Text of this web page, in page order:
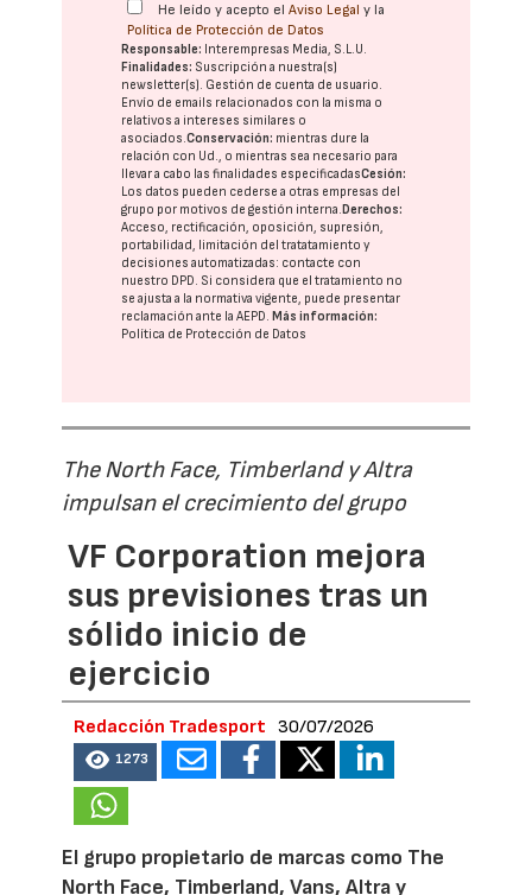
He leído y acepto elAviso Legal y la
Política de Protección de Datos
Responsable: Interempresas Media, S.L.U.
Finalidades: Suscripción a nuestra(s)
newsletter(s). Gestión de cuenta de usuario.
Envío de emails relacionados con la misma o
relativos a intereses similares o
asociados.Conservación: mientras dure la
relación con Ud., o mientras sea necesario para
llevar a cabo las finalidades especificadasCesión:
Los datos pueden cederse a otras empresas del
grupo por motivos de gestión interna. Derechos:
Acceso, rectificación, oposición, supresión,
portabilidad, limitación del tratatamiento y
decisiones automatizadas: contacte con
nuestro DPD. Si considera que el tratamiento no
se ajusta a la normativa vigente, puede presentar
reclamación ante laAEPD. Más información:
Política de Protección de Datos
The North Face, Timberland y Altra
impulsan el crecimiento del grupo
VF Corporation mejora
sus previsiones tras un
sólido inicio de
ejercicio
Redacción Tradesport 30/07/2026
1273
El grupo propietario de marcas como The
North Face, Timberland, Vans, Altra y